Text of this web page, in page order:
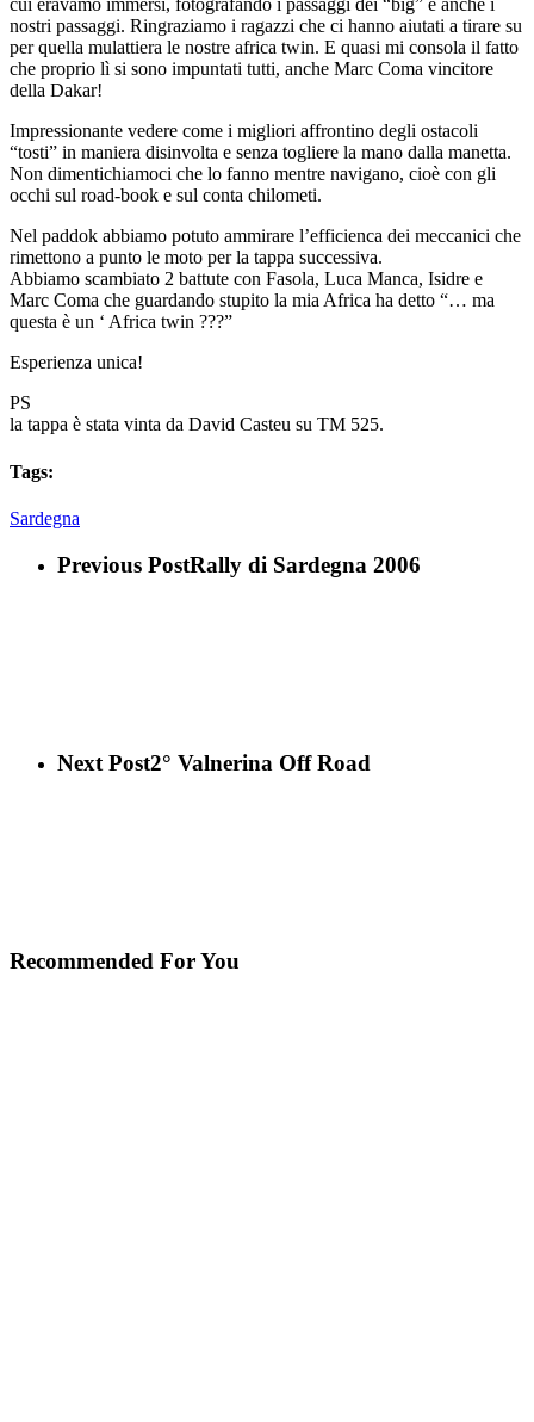
cui eravamo immersi, fotografando i passaggi dei “big” e anche i
nostri passaggi. Ringraziamo i ragazzi che ci hanno aiutati a tirare su
per quella mulattiera le nostre africa twin. E quasi mi consola il fatto
che proprio lì si sono impuntati tutti, anche Marc Coma vincitore
della Dakar!
Impressionante vedere come i migliori affrontino degli ostacoli
“tosti” in maniera disinvolta e senza togliere la mano dalla manetta.
Non dimentichiamoci che lo fanno mentre navigano, cioè con gli
occhi sul road-book e sul conta chilometi.
Nel paddok abbiamo potuto ammirare l’efficienca dei meccanici che
rimettono a punto le moto per la tappa successiva.
Abbiamo scambiato 2 battute con Fasola, Luca Manca, Isidre e
Marc Coma che guardando stupito la mia Africa ha detto “… ma
questa è un ‘ Africa twin ???”
Esperienza unica!
PS
la tappa è stata vinta da David Casteu su TM 525.
Tags:
Sardegna
Previous PostRally di Sardegna 2006
Next Post2° Valnerina Off Road
Recommended For You